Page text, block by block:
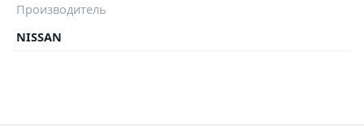
Производитель
NISSAN